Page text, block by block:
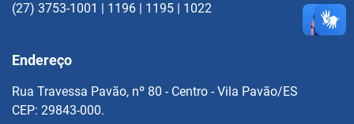
(27) 3753-1001 | 1196 | 1195 | 1022
Endereço
Rua Travessa Pavão, nº 80 - Centro - Vila Pavão/ES
CEP: 29843-000.